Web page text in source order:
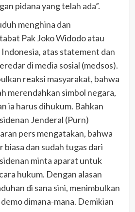
pidana yang telah ada”.
menghina dan
Pak Joko Widodo atau
atas statement dan
di media sosial (medsos).
reaksi masyarakat, bahwa
merendahkan simbol negara,
ia harus dihukum. Bahkan
Jenderal (Purn)
pers mengatakan, bahwa
biasa dan sudah tugas dari
minta aparat untuk
hukum. Dengan alasan
di sana sini, menimbulkan
dimana-mana. Demikian